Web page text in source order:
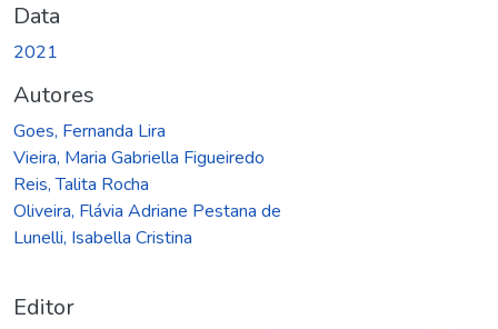
Data
2021
Autores
Goes, Fernanda Lira
Vieira, Maria Gabriella Figueiredo
Reis, Talita Rocha
Oliveira, Flávia Adriane Pestana de
Lunelli, Isabella Cristina
Editor